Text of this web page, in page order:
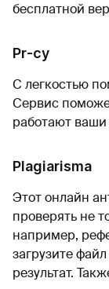
бесплатной
Pr-cy
С легкостью
Сервис
работают
Plagiarisma
Этот онлайн
проверять не
например,
загрузите
результат.